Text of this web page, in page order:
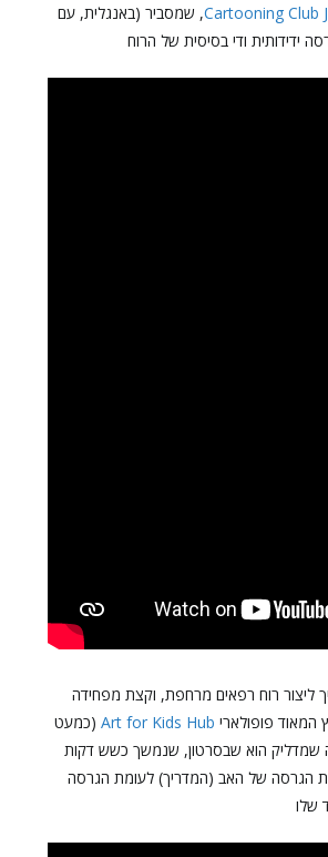
Cartooning Club, שמסביר (באנגלית, עם
ידידותית ודי בסיסית של הרוח
ליצור רוח רפאים מרחפת, וקצת מפחידה
פופולארי Art for Kids Hub(כמעט
מה שמדליק הוא שבסרטון, שנמשך כשש דקות
את הגרסה של האב (המדריך) לעומת הגרסה
שלו